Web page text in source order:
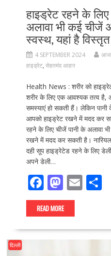
हाइड्रेट रहने के
अलावा भी कई चीजें
स्वस्थ, यहां है
4 SEPTEMBER 2024 आज
हाइड्रेट, सेहतमंद आहार
Health News : शरीर को
शरीर के लिए एक आवश्यक तत्व है,
समस्याएं हो सकती हैं। लेकिन
आपको हाइड्रेट रखने में मदद कर
रहने के लिए चीजें पानी के अलावा
रखने में मदद कर सकती है। नारियल
दही सूप हाइड्रेटेड रहने के लिए
अपने डेली…
F
ac
e
b
o
M
as
to
d
o
E
l
S
e
READ MORE
दिल्ली